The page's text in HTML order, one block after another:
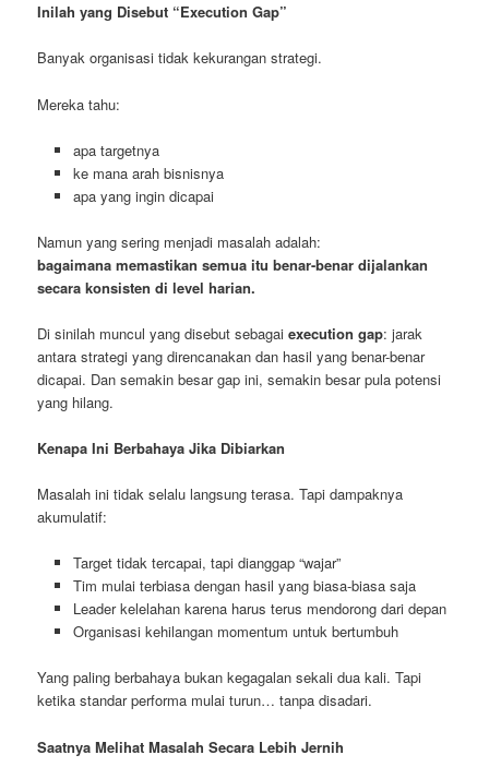
Inilah yang Disebut “Execution Gap”
Banyak organisasi tidak kekurangan strategi.
Mereka tahu:
apa targetnya
ke mana arah bisnisnya
apa yang ingin dicapai
Namun yang sering menjadi masalah adalah:
bagaimana memastikan semua itu benar-benar dijalankan
secara konsisten di level harian.
Di sinilah muncul yang disebut sebagaiexecution gap: jarak
antara strategi yang direncanakan dan hasil yang benar-benar
dicapai. Dan semakin besar gap ini, semakin besar pula potensi
yang hilang.
Kenapa Ini Berbahaya Jika Dibiarkan
Masalah ini tidak selalu langsung terasa. Tapi dampaknya
akumulatif:
Target tidak tercapai, tapi dianggap “wajar”
Tim mulai terbiasa dengan hasil yang biasa-biasa saja
Leader kelelahan karena harus terus mendorong dari depan
Organisasi kehilangan momentum untuk bertumbuh
Yang paling berbahaya bukan kegagalan sekali dua kali. Tapi
ketika standar performa mulai turun… tanpa disadari.
Saatnya Melihat Masalah Secara Lebih Jernih